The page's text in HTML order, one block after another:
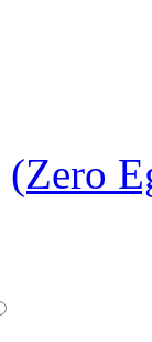
(Zero